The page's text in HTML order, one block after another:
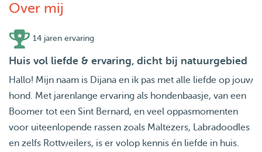
Over mij
14 jaren ervaring
Huis vol liefde & ervaring, dicht bij natuurgebied
Hallo! Mijn naam is Dijana en ik pas met alle liefde op jouw
hond. Met jarenlange ervaring als hondenbaasje, van een
Boomer tot een Sint Bernard, en veel oppasmomenten
voor uiteenlopende rassen zoals Maltezers, Labradoodles
en zelfs Rottweilers, is er volop kennis én liefde in huis.